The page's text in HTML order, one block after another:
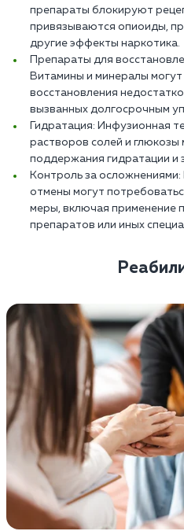
препараты блокируют
привязываются опиоиды,
другие эффекты наркотика.
Препараты для
Витамины и минералы
восстановления
вызванных долгосрочным
Гидратация: Инфузионная
растворов солей и
поддержания гидратации и
Контроль за
отмены могут
меры, включая применение
препаратов или иных